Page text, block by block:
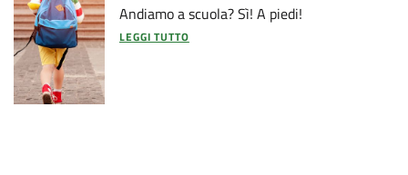
Andiamo a scuola? Sì! A piedi!
LEGGI TUTTO